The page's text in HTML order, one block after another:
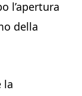
l’apertura
della
la